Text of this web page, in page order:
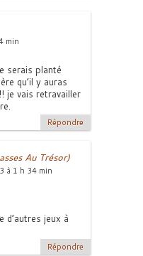
min
serais planté
qu’il y auras
je vais retravailler
Répondre
Au Trésor)
à 1 h 34 min
d’autres jeux à
Répondre